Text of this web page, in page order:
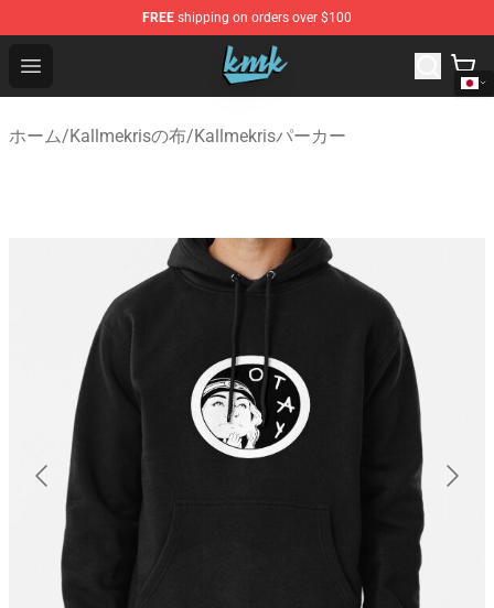
FREE shipping on orders over $100
Open menu
KallMeKris Store - Official KallMeKris Merchandise Shop
ホーム/Kallmekrisの布/Kallmekrisパーカー